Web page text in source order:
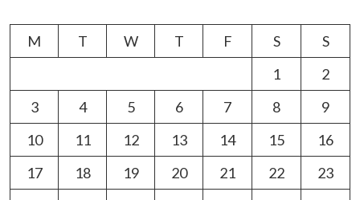
M T W T F S
S
1
2
3
4 5 6 7 8
9
10
11 12 13 14 15
16
17
18 19 20 21 22
23